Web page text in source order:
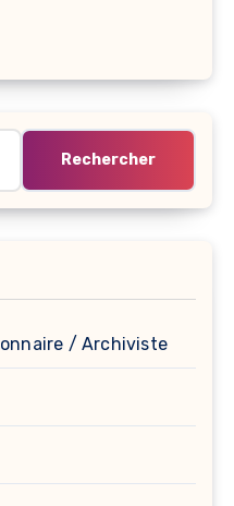
/ Archiviste